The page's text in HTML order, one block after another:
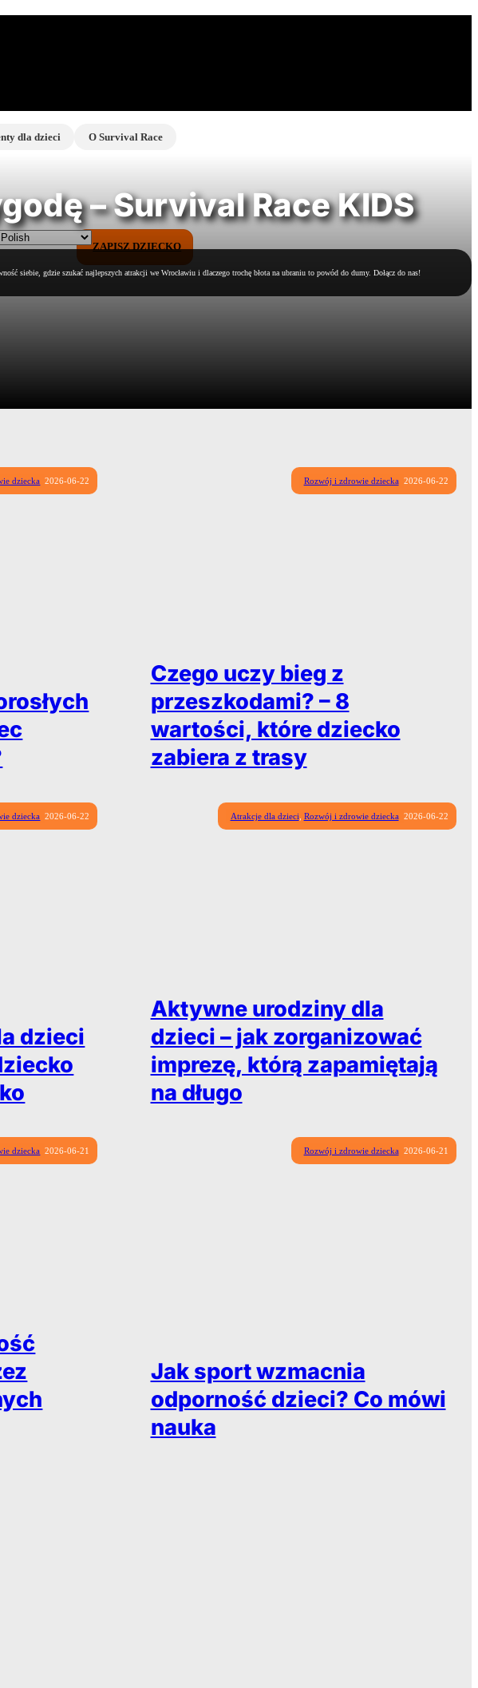
ZAPISZ DZIECKO
dla dzieci O Survival Race
– Survival Race KIDS
siebie, gdzie szukać najlepszych atrakcji we Wrocławiu i dlaczego trochę błota na ubraniu to powód do dumy. Dołącz do nas!
dziecka 2026-06-22
Czego uczy bieg z
przeszkodami? – 8
wartości, które dziecko
zabiera z trasy
Rozwój i zdrowie dziecka 2026-06-22
dzieci
dziecka 2026-06-22
Aktywne urodziny dla
dzieci – jak zorganizować
imprezę, którą zapamiętają
na długo
Atrakcje dla dzieci Rozwój i zdrowie dziecka 2026-06-22
dziecka 2026-06-21
Jak sport wzmacnia
odporność dzieci? Co mówi
nauka
Rozwój i zdrowie dziecka 2026-06-21